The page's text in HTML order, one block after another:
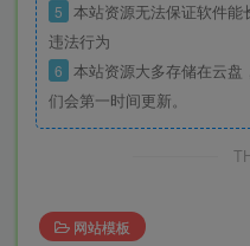
5 本站资源无法保证软件
违法行为
6 本站资源大多存储在云
们会第一时间更新。
网站模板